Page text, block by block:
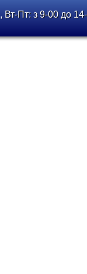
Вт-Пт: з 9-00 до